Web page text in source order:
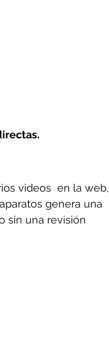
videos  en la web,
genera una
sin una revisión